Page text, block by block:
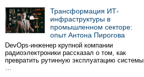
Трансформация ИТ-
инфраструктуры в
промышленном секторе:
опыт Антона Пирогова
DevOps-инженер крупной компании
радиоэлектроники рассказал о том, как
превратить рутинную эксплуатацию системы
…